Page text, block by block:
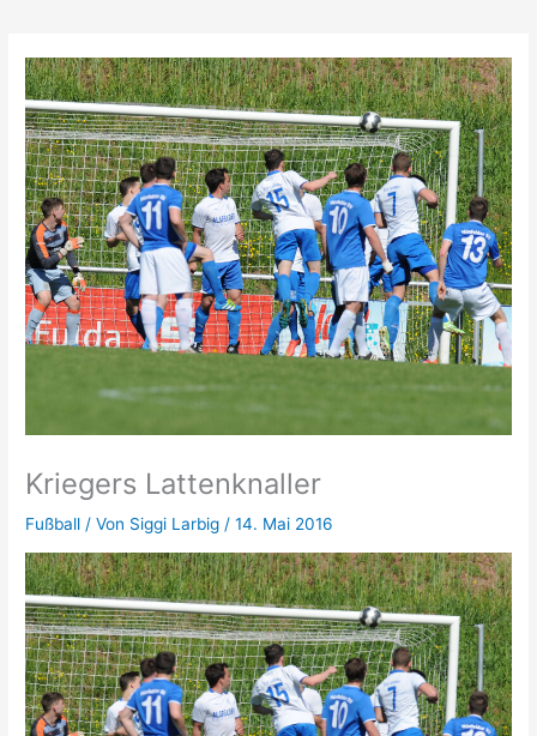
Kriegers Lattenknaller
Fußball / Von Siggi Larbig /14. Mai 2016